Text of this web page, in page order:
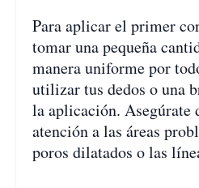
Para aplicar el primer
tomar una pequeña
manera uniforme por
utilizar tus dedos o una
la aplicación. Asegúrate
atención a las áreas
poros dilatados o las